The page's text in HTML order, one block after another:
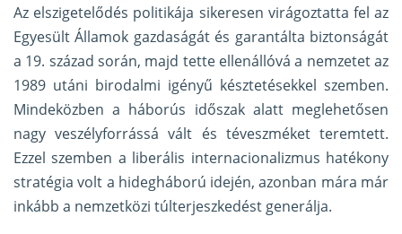
Az elszigetelődés politikája sikeresen virágoztatta fel az
Egyesült Államok gazdaságát és garantálta biztonságát
a 19. század során, majd tette ellenállóvá a nemzetet az
1989 utáni birodalmi igényű késztetésekkel szemben.
Mindeközben a háborús időszak alatt meglehetősen
nagy veszélyforrássá vált és téveszméket teremtett.
Ezzel szemben a liberális internacionalizmus hatékony
stratégia volt a hidegháború idején, azonban mára már
inkább a nemzetközi túlterjeszkedést generálja.